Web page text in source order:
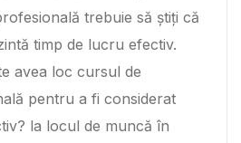
trebuie să știți că
timp de lucru efectiv.
avea loc cursul de
pentru a fi considerat
la locul de muncă în